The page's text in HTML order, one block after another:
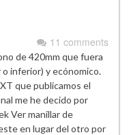
11 comments
de 420mm que fuera
inferior) y ecónomico.
que publicamos el
me he decido por
Ver manillar de
en lugar del otro por